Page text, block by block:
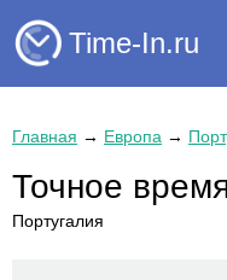
Time-In.ru
Главная → Европа →
Точное
Португалия